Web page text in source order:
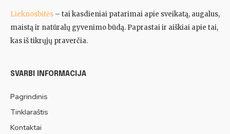
Lieknosbitės – tai kasdieniai patarimai apie sveikatą, augalus,
maistą ir natūralų gyvenimo būdą. Paprastai ir aiškiai apie tai,
kas iš tikrųjų praverčia.
SVARBI INFORMACIJA
Pagrindinis
Tinklaraštis
Kontaktai